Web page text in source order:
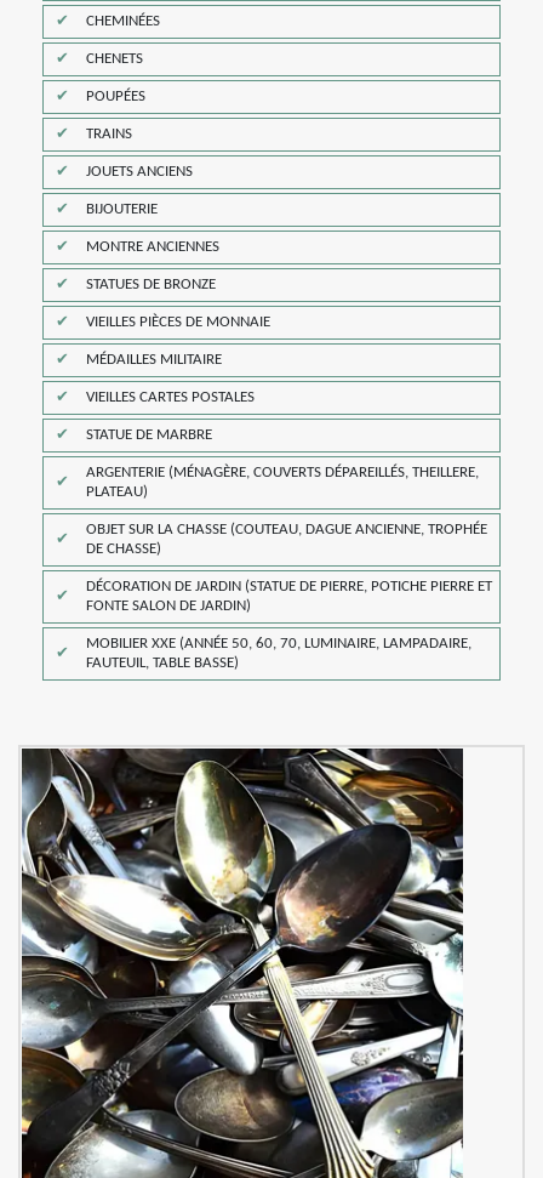
CHEMINÉES
CHENETS
POUPÉES
TRAINS
JOUETS ANCIENS
BIJOUTERIE
MONTRE ANCIENNES
STATUES DE BRONZE
VIEILLES PIÈCES DE MONNAIE
MÉDAILLES MILITAIRE
VIEILLES CARTES POSTALES
STATUE DE MARBRE
ARGENTERIE (MÉNAGÈRE, COUVERTS DÉPAREILLÉS, THEILLERE,
PLATEAU)
OBJET SUR LA CHASSE (COUTEAU, DAGUE ANCIENNE, TROPHÉE
DE CHASSE)
DÉCORATION DE JARDIN (STATUE DE PIERRE, POTICHE PIERRE ET
FONTE SALON DE JARDIN)
MOBILIER XXE (ANNÉE 50, 60, 70, LUMINAIRE, LAMPADAIRE,
FAUTEUIL, TABLE BASSE)